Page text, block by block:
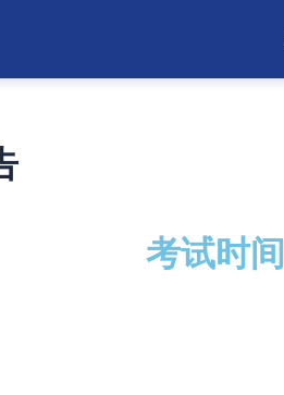
考试时间